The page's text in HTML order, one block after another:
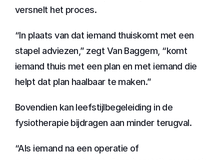
versnelt het proces.
“In plaats van dat iemand thuiskomt met een
stapel adviezen,” zegt Van Baggem, “komt
iemand thuis met een plan en met iemand die
helpt dat plan haalbaar te maken.”
Bovendien kan leefstijlbegeleiding in de
fysiotherapie bijdragen aan minder terugval.
“Als iemand na een operatie of